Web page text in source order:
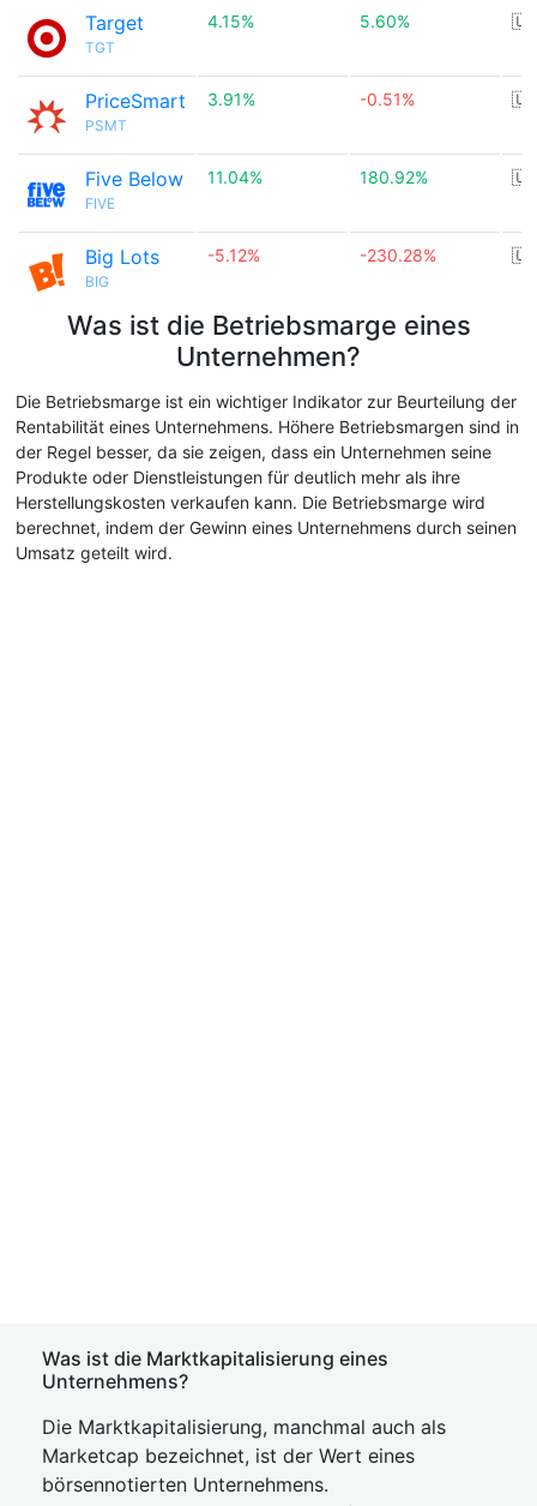
Target
TGT
4.15% 5.60%
PriceSmart
PSMT
3.91% -0.51%
Five Below
FIVE
11.04% 180.92%
Big Lots
BIG
-5.12% -230.28%
Was ist die Betriebsmarge eines
Unternehmen?
Die Betriebsmarge ist ein wichtiger Indikator zur Beurteilung der
Rentabilität eines Unternehmens. Höhere Betriebsmargen sind in
der Regel besser, da sie zeigen, dass ein Unternehmen seine
Produkte oder Dienstleistungen für deutlich mehr als ihre
Herstellungskosten verkaufen kann. Die Betriebsmarge wird
berechnet, indem der Gewinn eines Unternehmens durch seinen
Umsatz geteilt wird.
Was ist die Marktkapitalisierung eines
Unternehmens?
Die Marktkapitalisierung, manchmal auch als
Marketcap bezeichnet, ist der Wert eines
börsennotierten Unternehmens.